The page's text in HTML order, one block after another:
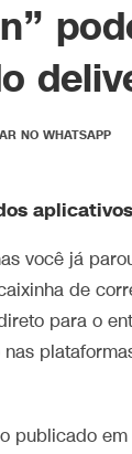
aplicativos
você já
de
para o
publicado